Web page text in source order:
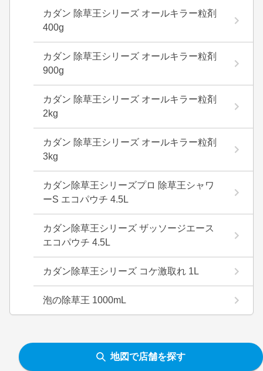
カダン 除草王シリーズ オールキラー粒剤
400g
カダン 除草王シリーズ オールキラー粒剤
900g
カダン 除草王シリーズ オールキラー粒剤
2kg
カダン 除草王シリーズ オールキラー粒剤
3kg
カダン除草王シリーズプロ 除草王シャワ
ーS エコパウチ 4.5L
カダン除草王シリーズ ザッソージエース
エコパウチ 4.5L
カダン除草王シリーズ コケ激取れ 1L
泡の除草王 1000mL
地図で店舗を探す